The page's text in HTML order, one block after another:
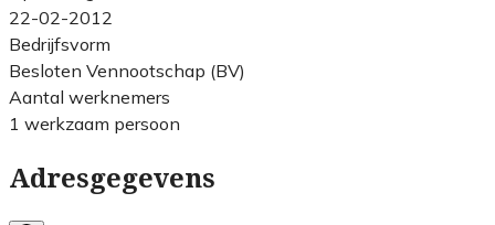
22-02-2012
Bedrijfsvorm
Besloten Vennootschap (BV)
Aantal werknemers
1 werkzaam persoon
Adresgegevens